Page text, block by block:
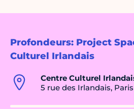
Profondeurs: Project
Culturel Irlandais
Centre Culturel
5 rue des Irlandais,